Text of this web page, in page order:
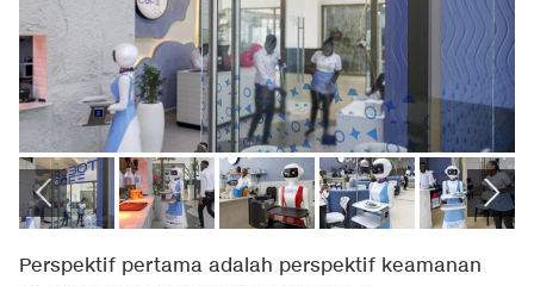
Perspektif pertama adalah perspektif keamanan